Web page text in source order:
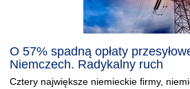
O 57% spadną opłaty
Niemczech. Radykalny ruch
Cztery największe niemieckie firmy,